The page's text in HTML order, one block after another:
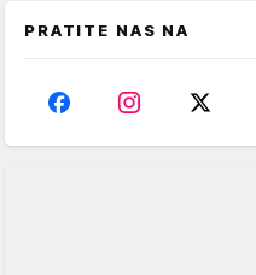
PRATITE NAS NA